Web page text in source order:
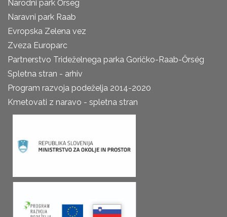
Narodni park Őrseg
Naravni park Raab
Evropska Zelena vez
Zveza Europarc
Partnerstvo Trideželnega parka Goričko-Raab-Őrség
Spletna stran - arhiv
Program razvoja podeželja 2014-2020
Kmetovati z naravo - spletna stran